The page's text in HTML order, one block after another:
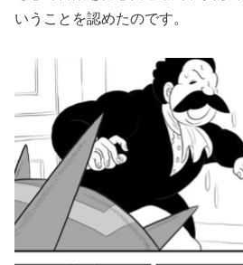
いうことを認めたのです。